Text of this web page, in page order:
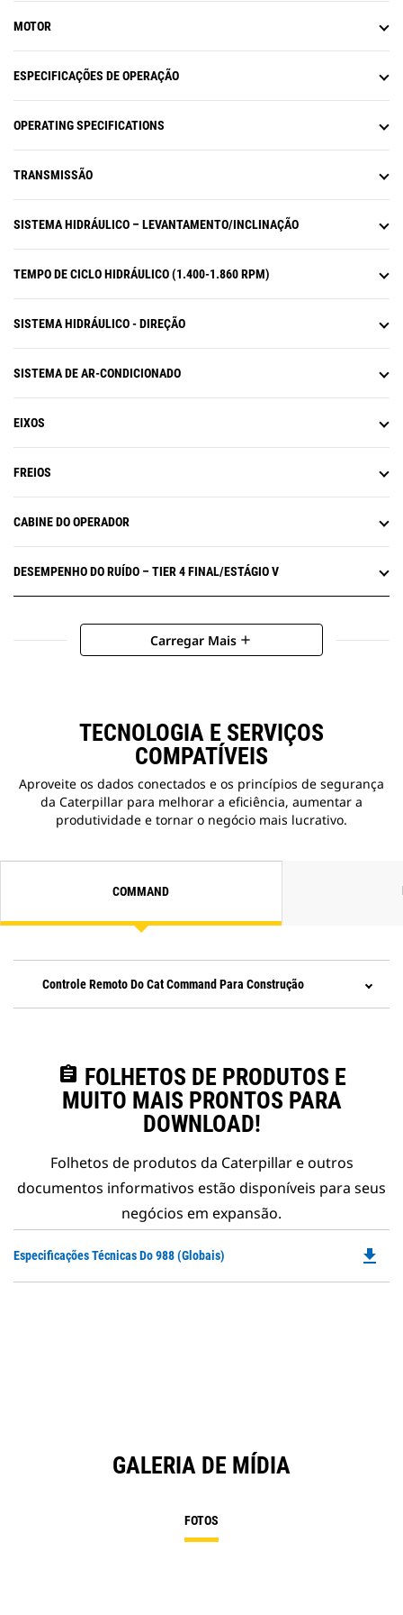
MOTOR
ESPECIFICAÇÕES DE OPERAÇÃO
OPERATING SPECIFICATIONS
TRANSMISSÃO
SISTEMA HIDRÁULICO – LEVANTAMENTO/INCLINAÇÃO
TEMPO DE CICLO HIDRÁULICO (1.400-1.860 RPM)
SISTEMA HIDRÁULICO - DIREÇÃO
SISTEMA DE AR-CONDICIONADO
EIXOS
FREIOS
CABINE DO OPERADOR
DESEMPENHO DO RUÍDO – TIER 4 FINAL/ESTÁGIO V
Carregar Mais add
TECNOLOGIA E SERVIÇOS
COMPATÍVEIS
Aproveite os dados conectados e os princípios de segurança
da Caterpillar para melhorar a eficiência, aumentar a
produtividade e tornar o negócio mais lucrativo.
COMMAND
Controle Remoto Do Cat Command Para Construção
assignment FOLHETOS DE PRODUTOS E
MUITO MAIS PRONTOS PARA
DOWNLOAD!
Folhetos de produtos da Caterpillar e outros
documentos informativos estão disponíveis para seus
negócios em expansão.
Especificações Técnicas Do 988 (Globais) file_download
GALERIA DE MÍDIA
FOTOS